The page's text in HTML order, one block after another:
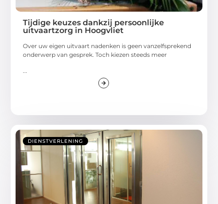
Tijdige keuzes dankzij persoonlijke
uitvaartzorg in Hoogvliet
Over uw eigen uitvaart nadenken is geen vanzelfsprekend
onderwerp van gesprek. Toch kiezen steeds meer
DIENSTVERLENING